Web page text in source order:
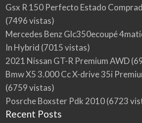
Gsx R 150 Perfecto Estado
(7496 vistas)
Mercedes Benz Glc350ecoupé
In Hybrid (7015 vistas)
2021 Nissan GT-R Premium AWD
Bmw X5 3.000 Cc X-drive 35i
(6759 vistas)
Posrche Boxster Pdk 2010(6723
Recent Posts